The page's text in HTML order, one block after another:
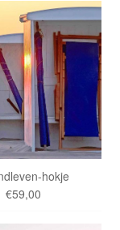
hokje
€59,00